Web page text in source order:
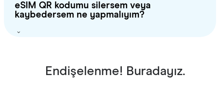
eSIM QR kodumu silersem veya
kaybedersem ne yapmalıyım?
Endişelenme! Buradayız.